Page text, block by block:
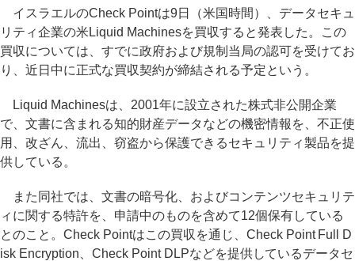
イスラエルのCheck Pointは9日（米国時間）、データセキュ
リティ企業の米Liquid Machinesを買収すると発表した。この
買収については、すでに政府および規制当局の認可を受けてお
り、近日中に正式な買収契約が締結される予定という。
Liquid Machinesは、2001年に設立された株式非公開企業
で、文書に含まれる知的財産データなどの機密情報を、不正使
用、改ざん、流出、窃盗から保護できるセキュリティ製品を提
供している。
また同社では、文書の暗号化、およびコンテンツセキュリテ
ィに関する特許を、申請中のものを含めて12個保有している
とのこと。Check Pointはこの買収を通じ、Check Point Full D
isk Encryption、Check Point DLPなどを提供しているデータセ